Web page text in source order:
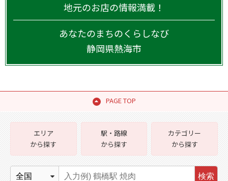
地元のお店の情報満載！
あなたのまちのくらしなび
静岡県熱海市
PAGE TOP
エリア
から探す
駅・路線
から探す
カテゴリー
から探す
検索